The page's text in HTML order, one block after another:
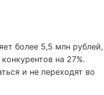
более 5,5 млн рублей,
на 27%.
и не переходят во